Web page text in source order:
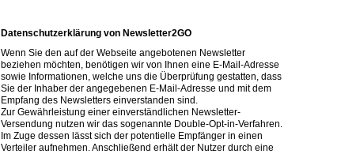
Datenschutzerklärung von Newsletter2GO
Wenn Sie den auf der Webseite angebotenen Newsletter
beziehen möchten, benötigen wir von Ihnen eine E-Mail-Adresse
sowie Informationen, welche uns die Überprüfung gestatten, dass
Sie der Inhaber der angegebenen E-Mail-Adresse und mit dem
Empfang des Newsletters einverstanden sind.
Zur Gewährleistung einer einverständlichen Newsletter-
Versendung nutzen wir das sogenannte Double-Opt-in-Verfahren.
Im Zuge dessen lässt sich der potentielle Empfänger in einen
Verteiler aufnehmen. Anschließend erhält der Nutzer durch eine